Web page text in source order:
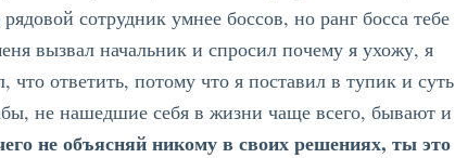
сотрудник умнее боссов, но ранг босса тебе
вызвал начальник и спросил почему я ухожу, я
ответить, потому что я поставил в тупик и суть
не нашедшие себя в жизни чаще всего, бывают и
не объясняй никому в своих решениях, ты это